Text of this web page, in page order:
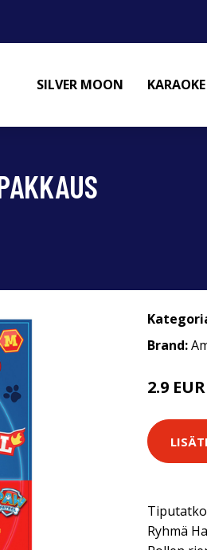
SILVER MOON
Brand:
2.9 EUR
Ryhmä